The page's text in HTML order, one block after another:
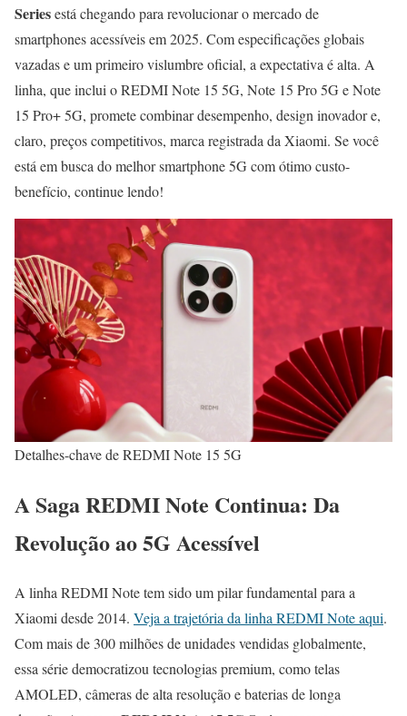
Seriesestá chegando para revolucionar o mercado de
smartphones acessíveis em 2025. Com especificações globais
vazadas e um primeiro vislumbre oficial, a expectativa é alta. A
linha, que inclui o REDMI Note 15 5G, Note 15 Pro 5G e Note
15 Pro+ 5G, promete combinar desempenho, design inovador e,
claro, preços competitivos, marca registrada da Xiaomi. Se você
está em busca do melhor smartphone 5G com ótimo custo-
benefício, continue lendo!
Detalhes-chave de REDMI Note 15 5G
A Saga REDMI Note Continua: Da
Revolução ao 5G Acessível
A linha REDMI Note tem sido um pilar fundamental para a
Xiaomi desde 2014. Veja a trajetória da linha REDMI Note aqui.
Com mais de 300 milhões de unidades vendidas globalmente,
essa série democratizou tecnologias premium, como telas
AMOLED, câmeras de alta resolução e baterias de longa